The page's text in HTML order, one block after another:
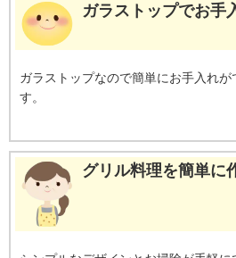
ガラストップでお手
ガラストップなので簡単にお手入れが
す。
グリル料理を簡単に